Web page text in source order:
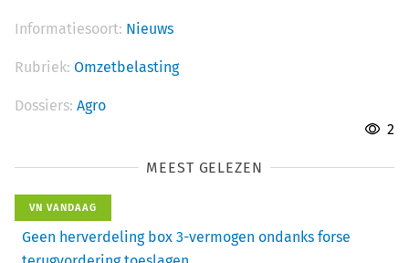
Informatiesoort: Nieuws
Rubriek: Omzetbelasting
Dossiers: Agro
2
MEEST GELEZEN
VN VANDAAG
Geen herverdeling box 3-vermogen ondanks forse